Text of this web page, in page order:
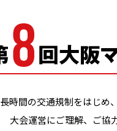
長時間の交通規制をはじめ
大会運営にご理解、ご協